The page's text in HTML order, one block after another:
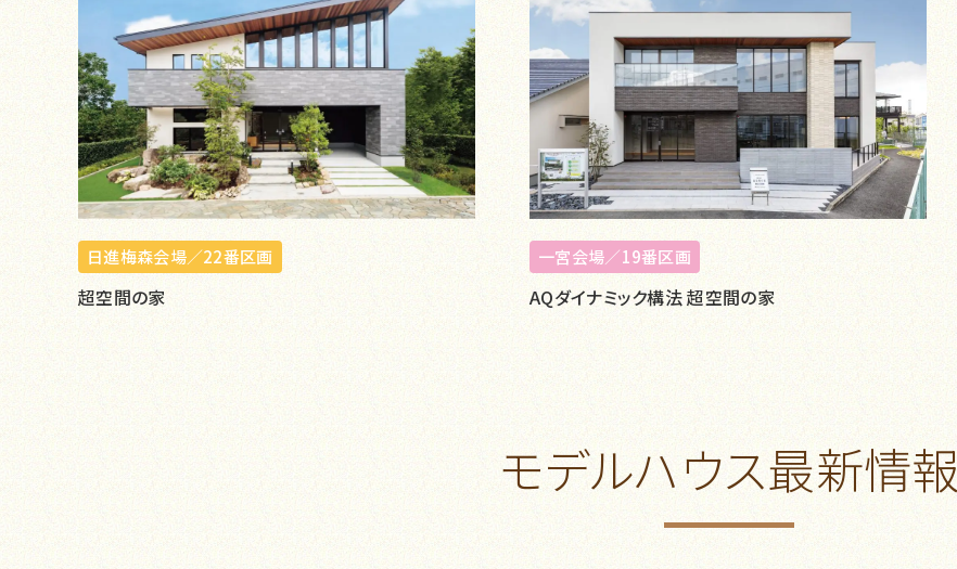
日進梅森会場／22番区画
超空間の家
一宮会場／19番区画
AQダイナミック構法 超空間の家
モデルハウス最新情報